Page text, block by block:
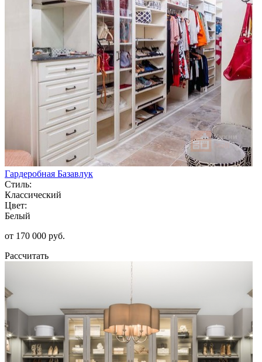
Гардеробная Базавлук
Стиль:
Классический
Цвет:
Белый
от 170 000 руб.
Рассчитать